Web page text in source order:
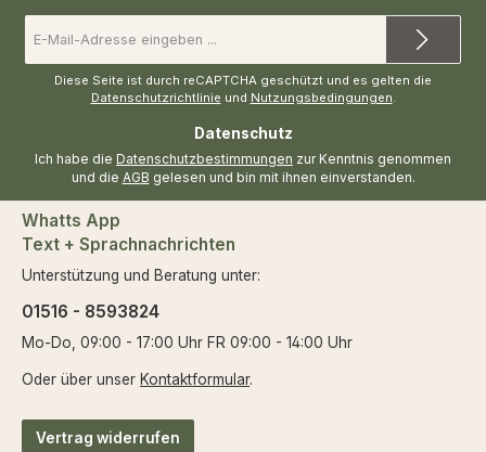
Mail-
Adresse
Diese Seite ist durch reCAPTCHA geschützt und es gelten die
Datenschutzrichtlinie und Nutzungsbedingungen
Datenschutz
Ich habe die Datenschutzbestimmungen zur Kenntnis genommen
und die AGB gelesen und bin mit ihnen einverstanden.
Whatts App
Text + Sprachnachrichten
Unterstützung und Beratung unter:
01516 - 8593824
Mo-Do, 09:00 - 17:00 Uhr FR 09:00 - 14:00 Uhr
Oder über unser Kontaktformular.
Vertrag widerrufen